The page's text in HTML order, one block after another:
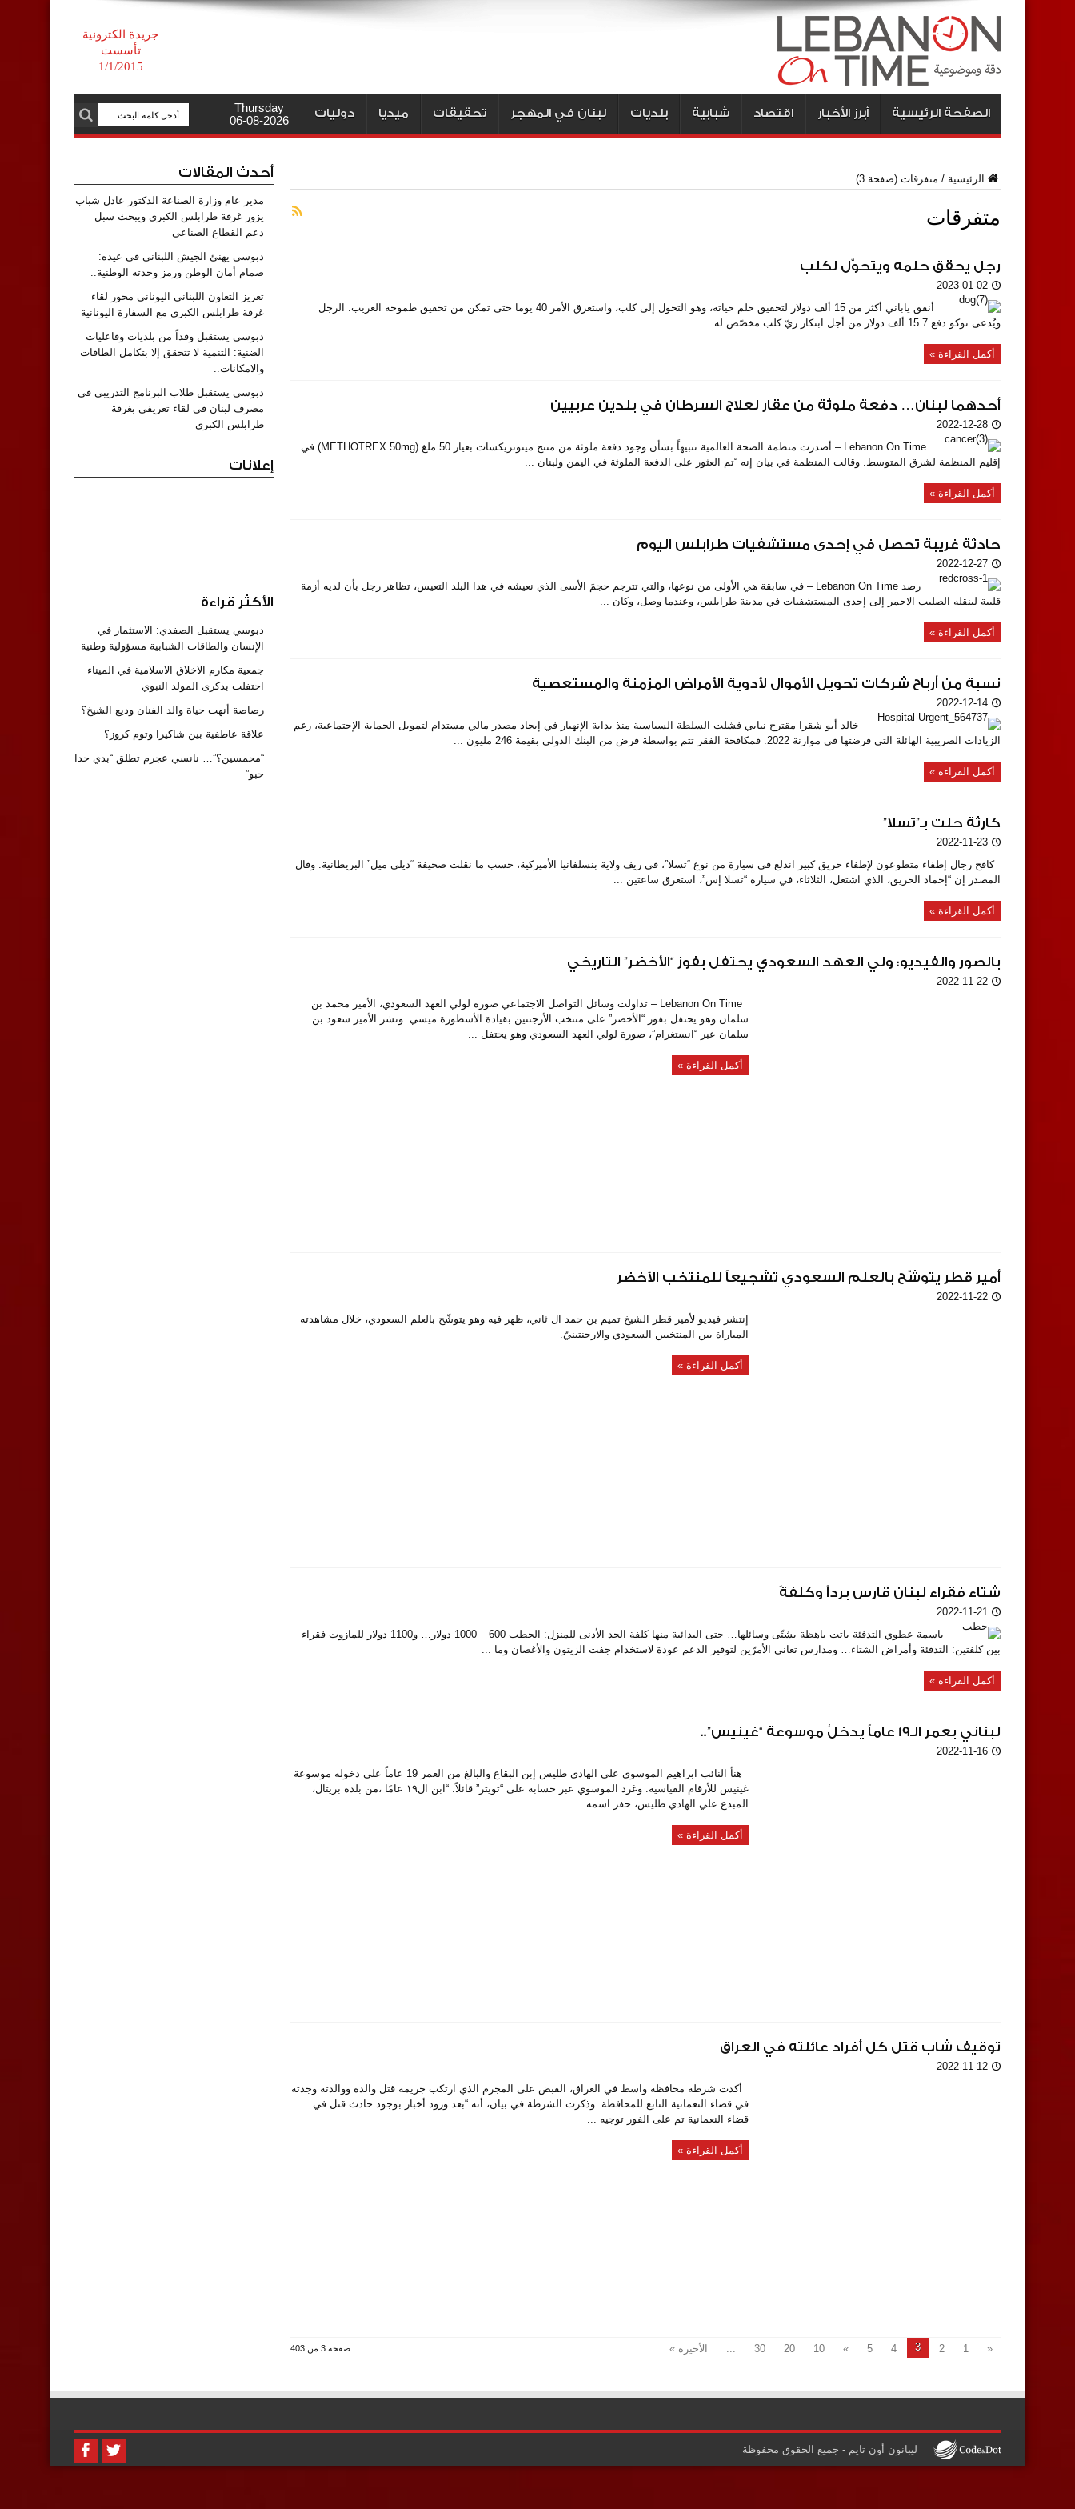
جريدة الكترونية
تأسست
1/1/2015
الصفحة الرئيسية أبرز الأخبار اقتصاد شبابية بلديات لبنان في المهجر تحقيقات ميديا دوليات
Thursday
06-08-2026
الرئيسية / متفرقات (صفحة 3)
متفرقات
رجل يحقق حلمه ويتحوّل لكلب
2023-01-02
أنفق ياباني أكثر من 15 ألف دولار لتحقيق حلم حياته، وهو التحول إلى كلب، واستغرق الأمر 40 يوما حتى تمكن من تحقيق طموحه الغريب. الرجل
ويُدعى توكو دفع 15.7 ألف دولار من أجل ابتكار زيّ كلب مخصّص له ...
أكمل القراءة »
أحدهما لبنان… دفعة ملوثة من عقار لعلاج السرطان في بلدين عربيين
2022-12-28
Lebanon On Time – أصدرت منظمة الصحة العالمية تنبيهاً بشأن وجود دفعة ملوثة من منتج ميتوتريكسات بعيار 50 ملغ (METHOTREX 50mg) في
إقليم المنظمة لشرق المتوسط. وقالت المنظمة في بيان إنه “تم العثور على الدفعة الملوثة في اليمن ولبنان ...
أكمل القراءة »
حادثة غريبة تحصل في إحدى مستشفيات طرابلس اليوم
2022-12-27
رصد Lebanon On Time – في سابقة هي الأولى من نوعها، والتي تترجم حجمَ الأسى الذي نعيشه في هذا البلد التعيس، تظاهر رجل بأن لديه أزمة
قلبية لينقله الصليب الاحمر إلى إحدى المستشفيات في مدينة طرابلس، وعندما وصل، وكان ...
أكمل القراءة »
نسبة من أرباح شركات تحويل الأموال لأدوية الأمراض المزمنة والمستعصية
2022-12-14
خالد أبو شقرا مقترح نيابي فشلت السلطة السياسية منذ بداية الإنهيار في إيجاد مصدر مالي مستدام لتمويل الحماية الإجتماعية، رغم
الزيادات الضريبية الهائلة التي فرضتها في موازنة 2022. فمكافحة الفقر تتم بواسطة قرض من البنك الدولي بقيمة 246 مليون ...
أكمل القراءة »
كارثة حلت بـ”تسلا”
2022-11-23
كافح رجال إطفاء متطوعون لإطفاء حريق كبير اندلع في سيارة من نوع “تسلا”، في ريف ولاية بنسلفانيا الأميركية، حسب ما نقلت صحيفة “ديلي ميل” البريطانية. وقال
المصدر إن “إخماد الحريق، الذي اشتعل، الثلاثاء، في سيارة “تسلا إس”، استغرق ساعتين ...
أكمل القراءة »
بالصور والفيديو: ولي العهد السعودي يحتفل بفوز “الأخضر” التاريخي
2022-11-22
Lebanon On Time – تداولت وسائل التواصل الاجتماعي صورة لولي العهد السعودي، الأمير محمد بن
سلمان وهو يحتفل بفوز “الأخضر” على منتخب الأرجنتين بقيادة الأسطورة ميسي. ونشر الأمير سعود بن
سلمان عبر “انستغرام”، صورة لولي العهد السعودي وهو يحتفل ...
أكمل القراءة »
أمير قطر يتوشّح بالعلم السعودي تشجيعاً للمنتخب الأخضر
2022-11-22
إنتشر فيديو لأمير قطر الشيخ تميم بن حمد ال ثاني، ظهر فيه وهو يتوشّح بالعلم السعودي، خلال مشاهدته
المباراة بين المنتخبين السعودي والارجنتينيّ.
أكمل القراءة »
شتاء فقراء لبنان قارس برداً وكلفةً
2022-11-21
باسمة عطوي التدفئة باتت باهظة بشتّى وسائلها… حتى البدائية منها كلفة الحد الأدنى للمنزل: الحطب 600 – 1000 دولار… و1100 دولار للمازوت فقراء
بين كلفتين: التدفئة وأمراض الشتاء… ومدارس تعاني الأمرّين لتوفير الدعم عودة لاستخدام جفت الزيتون والأغصان وما ...
أكمل القراءة »
لبناني بعمر الـ19 عاماً يدخلُ موسوعة “غينيس”..
2022-11-16
هنأ النائب ابراهيم الموسوي علي الهادي طليس إبن البقاع والبالغ من العمر 19 عاماً على دخوله موسوعة
غينيس للأرقام القياسية. وغرد الموسوي عبر حسابه على “تويتر” قائلاً: “ابن ال١٩ عامًا ،من بلدة بريتال،
المبدع علي الهادي طليس، حفر اسمه ...
أكمل القراءة »
توقيف شاب قتل كل أفراد عائلته في العراق
2022-11-12
أكدت شرطة محافظة واسط في العراق، القبض على المجرم الذي ارتكب جريمة قتل والده ووالدته وجدته
في قضاء النعمانية التابع للمحافظة. وذكرت الشرطة في بيان، أنه “بعد ورود أخبار بوجود حادث قتل في
قضاء النعمانية تم على الفور توجيه ...
أكمل القراءة »
صفحة 3 من 403 «
1
2
3
4
5
»
10
20
30
... الأخيرة »
أحدث المقالات
مدير عام وزارة الصناعة الدكتور عادل شباب
يزور غرفة طرابلس الكبرى ويبحث سبل
دعم القطاع الصناعي
دبوسي يهنئ الجيش اللبناني في عيده:
صمام أمان الوطن ورمز وحدته الوطنية..
تعزيز التعاون اللبناني اليوناني محور لقاء
غرفة طرابلس الكبرى مع السفارة اليونانية
دبوسي يستقبل وفداً من بلديات وفاعليات
الضنية: التنمية لا تتحقق إلا بتكامل الطاقات
والامكانات..
دبوسي يستقبل طلاب البرنامج التدريبي في
مصرف لبنان في لقاء تعريفي بغرفة
طرابلس الكبرى
إعلانات
الأكثر قراءة
دبوسي يستقبل الصفدي: الاستثمار في
الإنسان والطاقات الشبابية مسؤولية وطنية
جمعية مكارم الاخلاق الاسلامية في الميناء
احتفلت بذكرى المولد النبوي
رصاصة أنهت حياة والد الفنان وديع الشيخ؟
علاقة عاطفية بين شاكيرا وتوم كروز؟
“محمسين؟”… نانسي عجرم تطلق “بدي حدا
حبو”
ليبانون أون تايم - جميع الحقوق محفوظة